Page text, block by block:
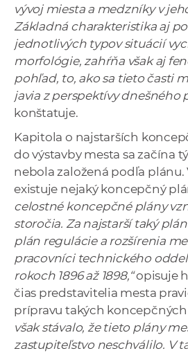
vývoj miesta a medzníky v
Základná charakteristika aj
jednotlivých typov situácií
morfológie, zahŕňa však aj
pohľad, to, ako sa tieto časti
javia z perspektívy dnešného
konštatuje.
Kapitola o najstarších
do výstavby mesta sa začína
nebola založená podľa plánu.
existuje nejaký koncepčný
celostné koncepčné plány
storočia. Za najstarší taký
plán regulácie a rozšírenia
pracovníci technického
rokoch 1896 až 1898,“opisuje
čias predstavitelia mesta
prípravu takých
však stávalo, že tieto plány
zastupiteľstvo neschválilo. V